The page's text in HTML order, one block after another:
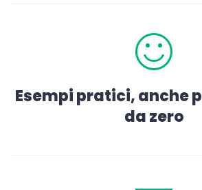
Esempi pratici, anche
da zero